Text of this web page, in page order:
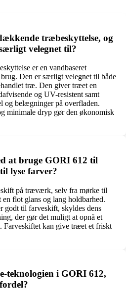
træbeskyttelse, og
velegnet til?
er en vandbaseret
Den er særligt velegnet til både
træ. Den giver træet en
og UV-resistent samt
og belægninger på overfladen.
minimale dryp gør den økonomisk
at bruge GORI 612 til
lyse farver?
på træværk, selv fra mørke til
flot glans og lang holdbarhed.
godt til farveskift, skyldes dens
der gør det muligt at opnå et
Farveskiftet kan give træet et friskt
teknologien i GORI 612,